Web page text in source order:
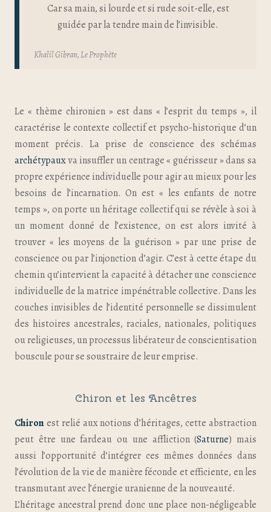
Car sa main, si lourde et si rude soit-elle, est
guidée par la tendre main de l’invisible.
Khalil Gibran, Le Prophète
Le « thème chironien » est dans « l’esprit du temps », il
caractérise le contexte collectif et psycho-historique d’un
moment précis. La prise de conscience des schémas
archétypauxva insuffler un centrage « guérisseur » dans sa
propre expérience individuelle pour agir au mieux pour les
besoins de l’incarnation. On est « les enfants de notre
temps », on porte un héritage collectif qui se révèle à soi à
un moment donné de l’existence, on est alors invité à
trouver « les moyens de la guérison » par une prise de
conscience ou par l’injonction d’agir. C’est à cette étape du
chemin qu’intervient la capacité à détacher une conscience
individuelle de la matrice impénétrable collective. Dans les
couches invisibles de l’identité personnelle se dissimulent
des histoires ancestrales, raciales, nationales, politiques
ou religieuses, un processus libérateur de conscientisation
bouscule pour se soustraire de leur emprise.
Chiron et les Ancêtres
Chironest relié aux notions d’héritages, cette abstraction
peut être une fardeau ou une affliction (Saturne) mais
aussi l’opportunité d’intégrer ces mêmes données dans
l’évolution de la vie de manière féconde et efficiente, en les
transmutant avec l’énergie uranienne de la nouveauté.
L’héritage ancestral prend donc une place non-négligeable